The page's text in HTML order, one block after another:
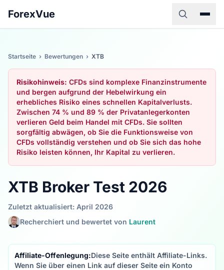
ForexVue
Startseite › Bewertungen › XTB
Risikohinweis: CFDs sind komplexe Finanzinstrumente
und bergen aufgrund der Hebelwirkung ein
erhebliches Risiko eines schnellen Kapitalverlusts.
Zwischen 74 % und 89 % der Privatanlegerkonten
verlieren Geld beim Handel mit CFDs. Sie sollten
sorgfältig abwägen, ob Sie die Funktionsweise von
CFDs vollständig verstehen und ob Sie sich das hohe
Risiko leisten können, Ihr Kapital zu verlieren.
XTB Broker Test 2026
Zuletzt aktualisiert: April 2026
Recherchiert und bewertet von Laurent
Affiliate-Offenlegung:Diese Seite enthält Affiliate-Links.
Wenn Sie über einen Link auf dieser Seite ein Konto